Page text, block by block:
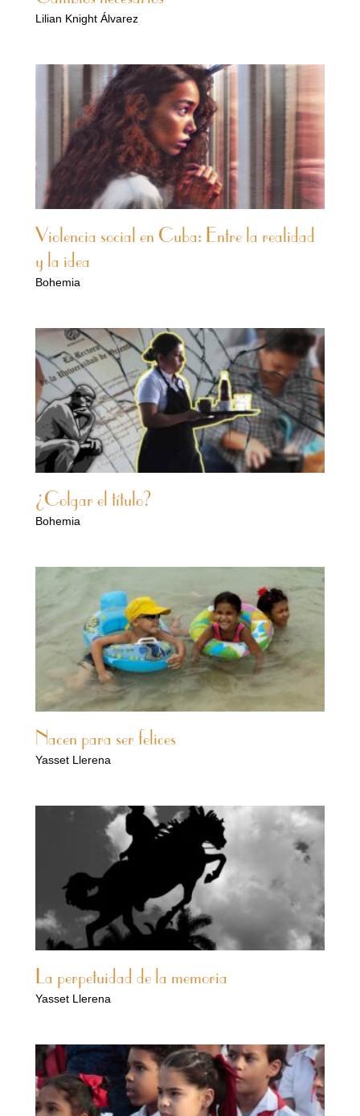
Lilian Knight Álvarez
Violencia social en Cuba: Entre la realidad
y la idea
Bohemia
¿Colgar el título?
Bohemia
Nacen para ser felices
Yasset Llerena
La perpetuidad de la memoria
Yasset Llerena